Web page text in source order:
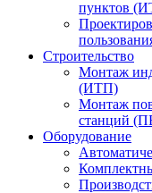
пунктов
Строительство
Монтаж
(ИТП)
Монтаж
станций
Оборудование